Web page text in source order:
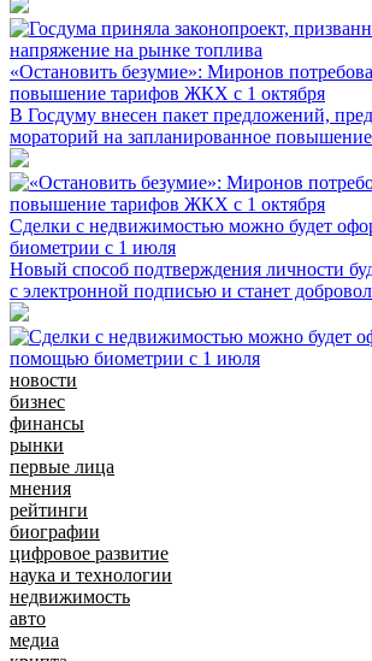
«Остановить безумие»: Миронов
повышение тарифов ЖКХ с 1 октября
В Госдуму внесен пакет предложений,
мораторий на запланированное повышение
Сделки с недвижимостью можно будет
биометрии с 1 июля
Новый способ подтверждения личности
с электронной подписью и станет
новости
бизнес
финансы
рынки
первые лица
мнения
рейтинги
биографии
цифровое развитие
наука и технологии
недвижимость
авто
медиа